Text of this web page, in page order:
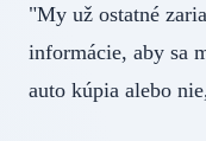
"My už ostatné
informácie, aby sa
auto kúpia alebo